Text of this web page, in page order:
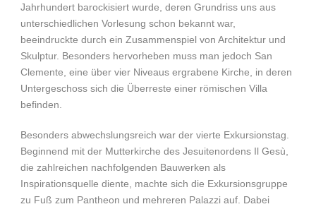
Jahrhundert barockisiert wurde, deren Grundriss uns aus
unterschiedlichen Vorlesung schon bekannt war,
beeindruckte durch ein Zusammenspiel von Architektur und
Skulptur. Besonders hervorheben muss man jedoch San
Clemente, eine über vier Niveaus ergrabene Kirche, in deren
Untergeschoss sich die Überreste einer römischen Villa
befinden.
Besonders abwechslungsreich war der vierte Exkursionstag.
Beginnend mit der Mutterkirche des Jesuitenordens Il Gesù,
die zahlreichen nachfolgenden Bauwerken als
Inspirationsquelle diente, machte sich die Exkursionsgruppe
zu Fuß zum Pantheon und mehreren Palazzi auf. Dabei